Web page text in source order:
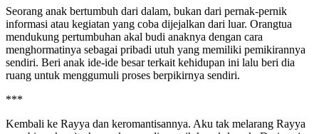
Seorang anak bertumbuh dari dalam, bukan dari pernak-pernik
informasi atau kegiatan yang coba dijejalkan dari luar. Orangtua
mendukung pertumbuhan akal budi anaknya dengan cara
menghormatinya sebagai pribadi utuh yang memiliki pemikirannya
sendiri. Beri anak ide-ide besar terkait kehidupan ini lalu beri dia
ruang untuk menggumuli proses berpikirnya sendiri.
***
Kembali ke Rayya dan keromantisannya. Aku tak melarang Rayya